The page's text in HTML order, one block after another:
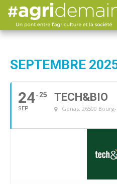
SEPTEMBRE
24
SEP
25 TECH&BIO
Genas, 26500